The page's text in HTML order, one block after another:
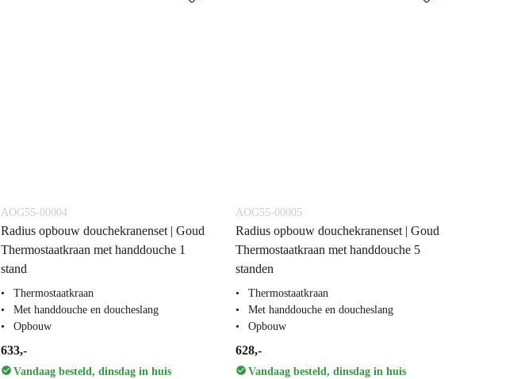
AOG55-00004
Radius opbouw douchekranenset | Goud
Thermostaatkraan met handdouche 1
stand
Thermostaatkraan
Met handdouche en doucheslang
Opbouw
633,-
Vandaag besteld, dinsdag in huis
AOG55-00005
Radius opbouw douchekranenset | Goud
Thermostaatkraan met handdouche 5
standen
Thermostaatkraan
Met handdouche en doucheslang
Opbouw
628,-
Vandaag besteld, dinsdag in huis